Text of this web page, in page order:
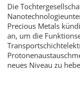
Die
Precious Metals
an, um die
neues Niveau zu